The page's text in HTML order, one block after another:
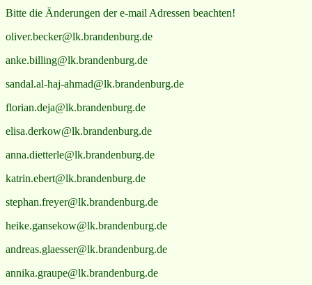
Bitte die Änderungen der e-mail Adressen beachten!
oliver.becker@lk.brandenburg.de
anke.billing@lk.brandenburg.de
sandal.al-haj-ahmad@lk.brandenburg.de
florian.deja@lk.brandenburg.de
elisa.derkow@lk.brandenburg.de
anna.dietterle@lk.brandenburg.de
katrin.ebert@lk.brandenburg.de
stephan.freyer@lk.brandenburg.de
heike.gansekow@lk.brandenburg.de
andreas.glaesser@lk.brandenburg.de
annika.graupe@lk.brandenburg.de